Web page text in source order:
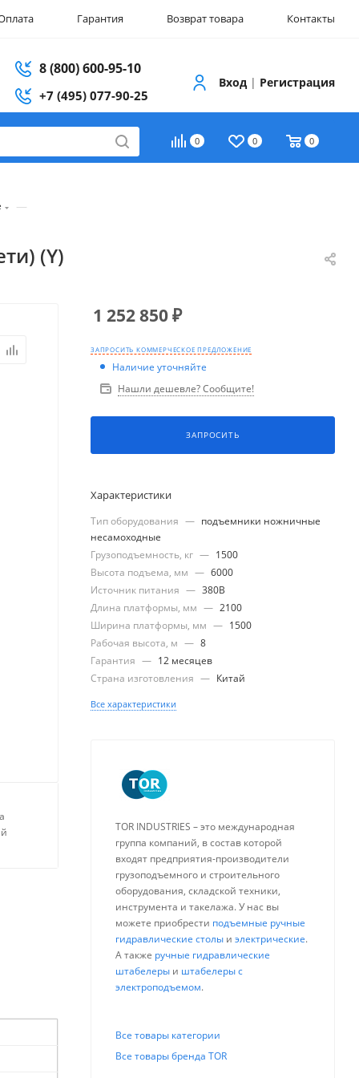
Гарантия Возврат товара Контакты
8 (800) 600-95-10
+7 (495) 077-90-25
Вход | Регистрация
0 0 0
—
(Y)
1 252 850₽
ЗАПРОСИТЬ КОММЕРЧЕСКОЕ ПРЕДЛОЖЕНИЕ
Наличие уточняйте
Нашли дешевле? Сообщите!
ЗАПРОСИТЬ
Характеристики
Тип оборудования — подъемники ножничные
несамоходные
Грузоподъемность, кг — 1500
Высота подъема, мм — 6000
Источник питания — 380В
Длина платформы, мм — 2100
Ширина платформы, мм — 1500
Рабочая высота, м — 8
Гарантия — 12 месяцев
Страна изготовления — Китай
Все характеристики
TOR INDUSTRIES – это международная
группа компаний, в состав которой
входят предприятия-производители
грузоподъемного и строительного
оборудования, складской техники,
инструмента и такелажа. У нас вы
можете приобрести подъемные ручные
гидравлические столы и электрические.
А также ручные гидравлические
штабелеры и штабелеры с
электроподъемом.
Все товары категории
Все товары бренда TOR